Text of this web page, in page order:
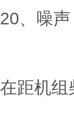
20、噪声
在距机组